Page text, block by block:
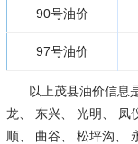
90号油价
97号油价
以上茂县油价信息
龙、 东兴、 光明、 凤
顺、 曲谷、 松坪沟、